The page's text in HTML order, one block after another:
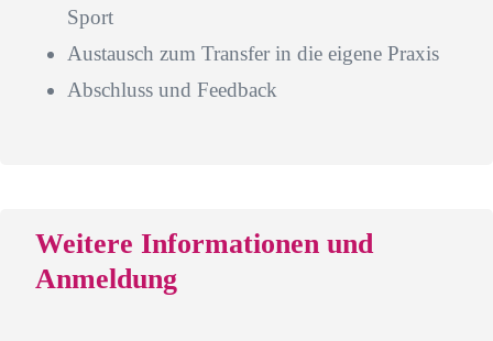
Sport
Austausch zum Transfer in die eigene Praxis
Abschluss und Feedback
Weitere Informationen und
Anmeldung